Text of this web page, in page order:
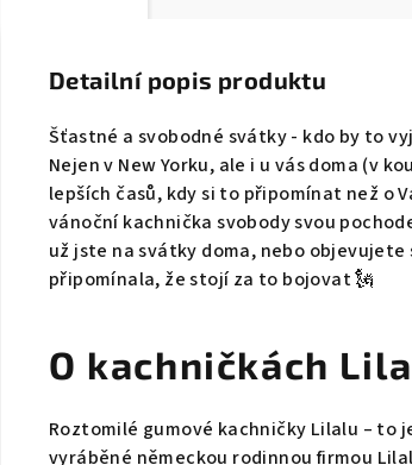
Detailní popis produktu
Šťastné a svobodné svátky - kdo by to
Nejen v New Yorku, ale i u vás doma (v
lepších časů, kdy si to připomínat než o
vánoční kachnička svobody svou
už jste na svátky doma, nebo
připomínala, že stojí za to bojovat 🗽
O kachničkách
Roztomilé gumové kachničky Lilalu – to
vyráběné německou rodinnou firmou